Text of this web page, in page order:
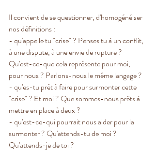
Il convient de se questionner, d'homogénéiser
nos définitions :
- qu'appelle tu "crise" ? Penses tu à un conflit,
à une dispute, à une envie de rupture ?
Qu'est-ce-que cela représente pour moi,
pour nous ? Parlons-nous le même langage ?
- qu'es-tu prêt à faire pour surmonter cette
"crise" ? Et moi ? Que sommes-nous prêts à
mettre en place à deux ?
- qu'est-ce-qui pourrait nous aider pour la
surmonter ? Qu'attends-tu de moi ?
Qu'attends-je de toi ?